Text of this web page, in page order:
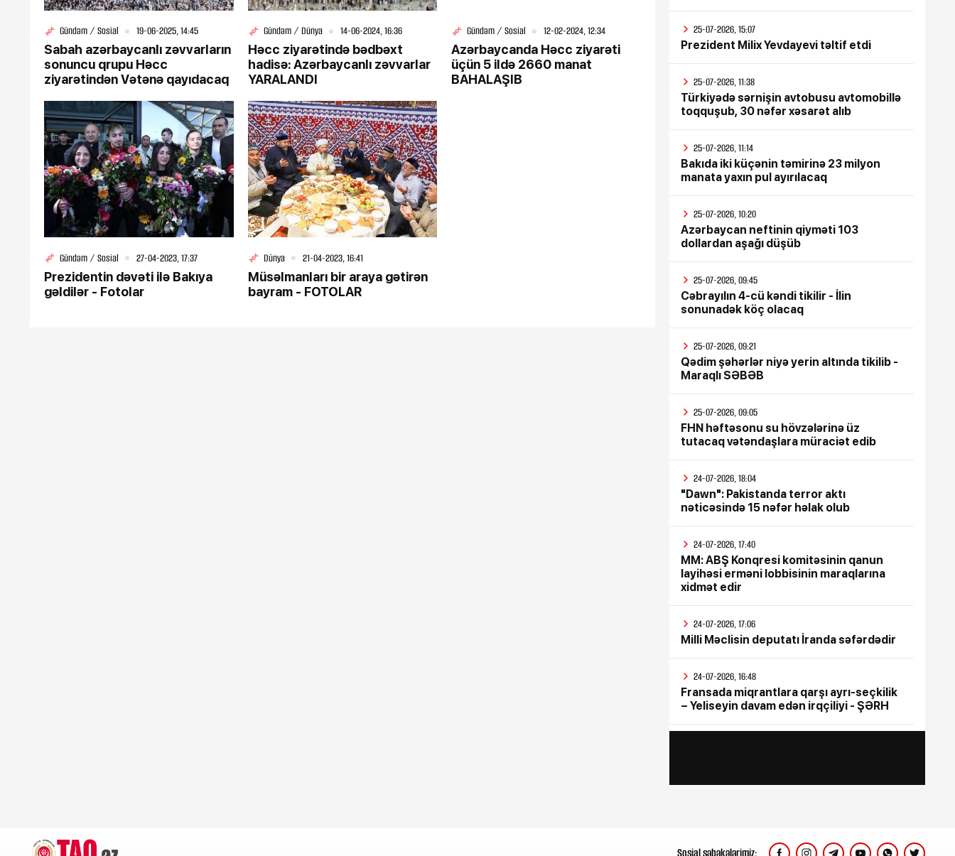
Gündəm / Sosial 19-06-2025, 14:45
Sabah azərbaycanlı zəvvarların
sonuncu qrupu Həcc
ziyarətindən Vətənə qayıdacaq
Gündəm / Dünya 14-06-2024, 16:36
Həcc ziyarətində bədbəxt
hadisə: Azərbaycanlı zəvvarlar
YARALANDI
Gündəm / Sosial 12-02-2024, 12:34
Azərbaycanda Həcc ziyarəti
üçün 5 ildə 2660 manat
BAHALAŞIB
Gündəm / Sosial 27-04-2023, 17:37
Prezidentin dəvəti ilə Bakıya
gəldilər - Fotolar
Dünya 21-04-2023, 16:41
Müsəlmanları bir araya gətirən
bayram - FOTOLAR
25-07-2026, 15:07
Prezident Milix Yevdayevi təltif etdi
25-07-2026, 11:38
Türkiyədə sərnişin avtobusu avtomobillə
toqquşub, 30 nəfər xəsarət alıb
25-07-2026, 11:14
Bakıda iki küçənin təmirinə 23 milyon
manata yaxın pul ayırılacaq
25-07-2026, 10:20
Azərbaycan neftinin qiyməti 103
dollardan aşağı düşüb
25-07-2026, 09:45
Cəbrayılın 4-cü kəndi tikilir - İlin
sonunadək köç olacaq
25-07-2026, 09:21
Qədim şəhərlər niyə yerin altında tikilib -
Maraqlı SƏBƏB
25-07-2026, 09:05
FHN həftəsonu su hövzələrinə üz
tutacaq vətəndaşlara müraciət edib
24-07-2026, 18:04
"Dawn": Pakistanda terror aktı
nəticəsində 15 nəfər həlak olub
24-07-2026, 17:40
MM: ABŞ Konqresi komitəsinin qanun
layihəsi erməni lobbisinin maraqlarına
xidmət edir
24-07-2026, 17:06
Milli Məclisin deputatı İranda səfərdədir
24-07-2026, 16:48
Fransada miqrantlara qarşı ayrı-seçkilik
– Yeliseyin davam edən irqçiliyi - ŞƏRH
var
Sosial şəbəkələrimiz: